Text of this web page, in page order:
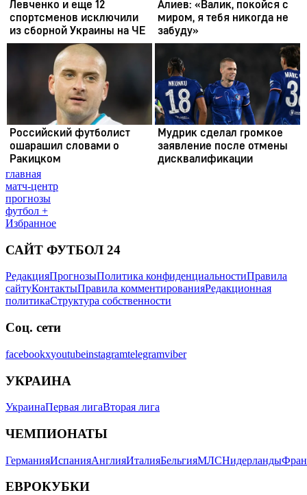
главная
матч-центр
прогнозы
футбол +
Избранное
САЙТ ФУТБОЛ 24
РедакцияПрогнозыПолитика конфиденциальностиПравила
сайтуКонтактыПравила комментированияРедакционная
политикаСтруктура собственности
Соц. сети
facebookxyoutubeinstagramtelegramviber
УКРАИНА
УкраинаПервая лигаВторая лига
ЧЕМПИОНАТЫ
ГерманияИспанияАнглияИталияБельгияМЛСНидерланды
ЕВРОКУБКИ